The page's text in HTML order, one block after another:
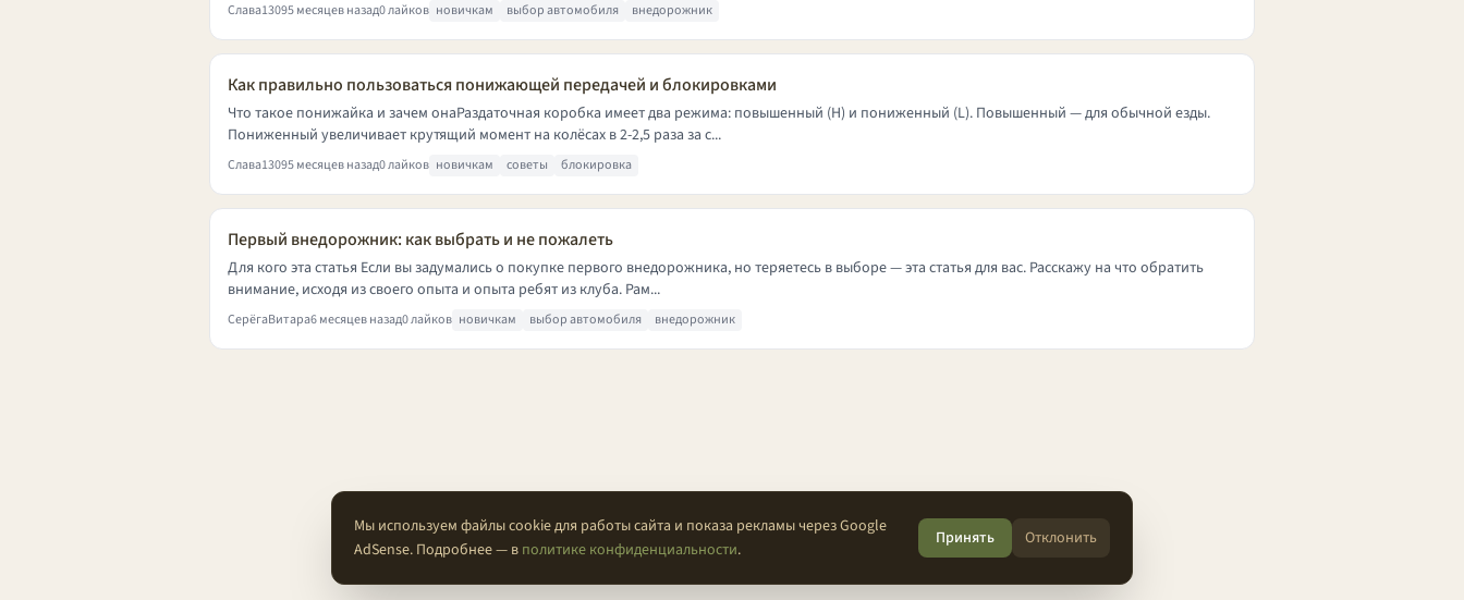
Слава13095 месяцев назад0 лайков новичкам выбор автомобиля внедорожник
Как правильно пользоваться понижающей передачей и блокировками
Что такое понижайка и зачем онаРаздаточная коробка имеет два режима: повышенный (H) и пониженный (L). Повышенный — для обычной езды.
Пониженный увеличивает крутящий момент на колёсах в 2-2,5 раза за с...
Слава13095 месяцев назад0 лайков новичкам советы блокировка
Первый внедорожник: как выбрать и не пожалеть
Для кого эта статья Если вы задумались о покупке первого внедорожника, но теряетесь в выборе — эта статья для вас. Расскажу на что обратить
внимание, исходя из своего опыта и опыта ребят из клуба. Рам...
СерёгаВитара6 месяцев назад0 лайков новичкам выбор автомобиля внедорожник
© 2026 Проходимцы — Там, где кончается асфальт.
Мы используем файлы cookie для работы сайта и показа рекламы через Google
AdSense. Подробнее — в политике конфиденциальности.
Принять Отклонить